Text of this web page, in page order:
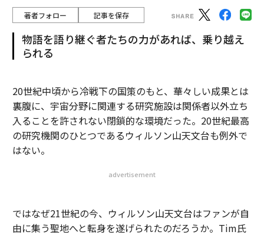
著者フォロー 記事を保存
物語を語り継ぐ者たちの力があれば、乗り越え
られる
20世紀中頃から冷戦下の国策のもと、華々しい成果とは
裏腹に、宇宙分野に関連する研究施設は関係者以外立ち
入ることを許されない閉鎖的な環境だった。20世紀最高
の研究機関のひとつであるウィルソン山天文台も例外で
はない。
advertisement
ではなぜ21世紀の今、ウィルソン山天文台はファンが自
由に集う聖地へと転身を遂げられたのだろうか。Tim氏